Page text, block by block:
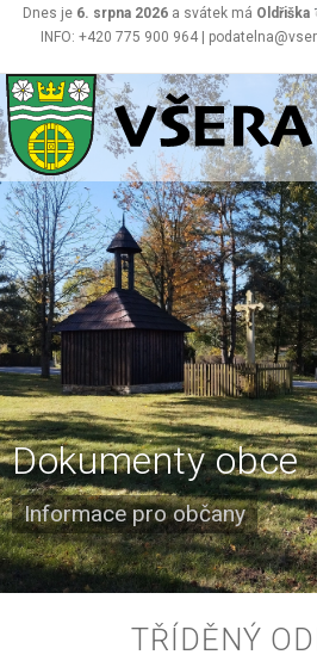
INFO: +420 775 900 964 |
Dnes je 6. srpna 2026a svátek má Oldřiška
Všeradov
Dokumenty obce
Informace pro občany
TŘÍDĚNÝ